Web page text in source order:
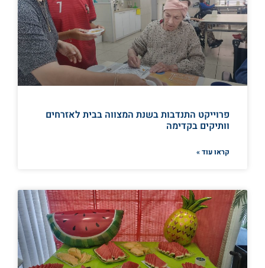
פרוייקט התנדבות בשנת המצווה בבית לאזרחים
וותיקים בקדימה
קראו עוד »